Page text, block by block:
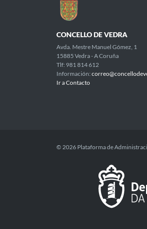
CONCELLO DE VEDRA
Avda. Mestre Manuel Gómez, 1
15885 Vedra - A Coruña
Tlf: 981 814 612
Información:
Ir a Contacto
© 2026 Plataforma de